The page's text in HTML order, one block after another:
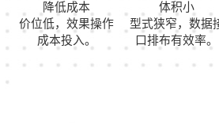
降低成本
价位低，效果操作
成本投入。
体积小
型式狭窄，数据
口排布有效率。